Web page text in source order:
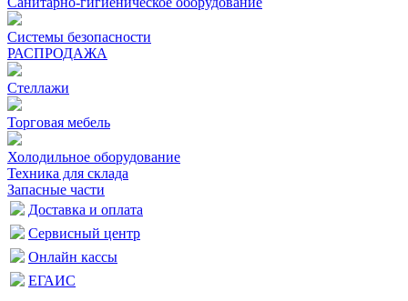
Системы безопасности
РАСПРОДАЖА
Стеллажи
Торговая мебель
Холодильное оборудование
Техника для склада
Запасные части
Доставка и оплата
Сервисный центр
Онлайн кассы
ЕГАИС